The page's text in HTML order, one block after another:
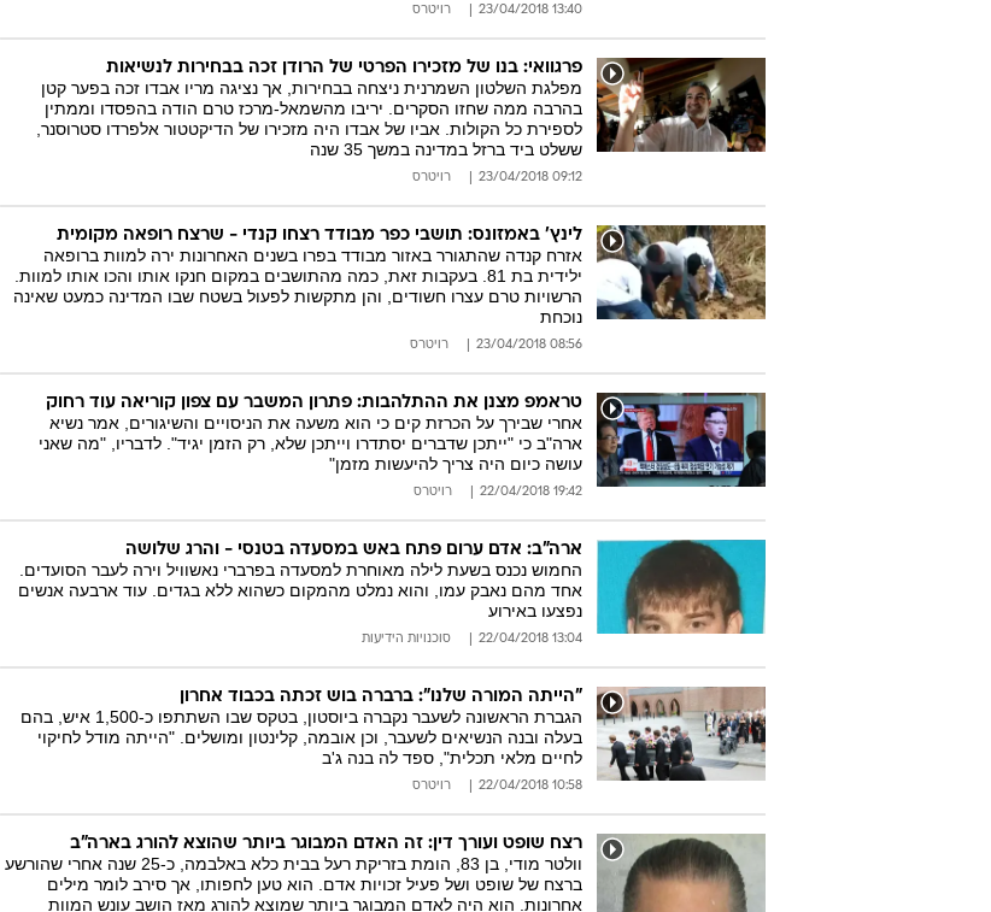
13:40 23/04/2018 רויטרס
פרגוואי: בנו של מזכירו הפרטי של הרודן זכה בבחירות לנשיאות
מפלגת השלטון השמרנית ניצחה בבחירות, אך נציגה מריו אבדו זכה בפער קטן
בהרבה ממה שחזו הסקרים. יריבו מהשמאל-מרכז טרם הודה בהפסדו וממתין
לספירת כל הקולות. אביו של אבדו היה מזכירו של הדיקטטור אלפרדו סטרוסנר,
ששלט ביד ברזל במדינה במשך 35 שנה
09:12 23/04/2018 רויטרס
לינץ' באמזונס: תושבי כפר מבודד רצחו קנדי - שרצח רופאה מקומית
אזרח קנדה שהתגורר באזור מבודד בפרו בשנים האחרונות ירה למוות ברופאה
ילידית בת 81. בעקבות זאת, כמה מהתושבים במקום חנקו אותו והכו אותו למוות.
הרשויות טרם עצרו חשודים, והן מתקשות לפעול בשטח שבו המדינה כמעט שאינה
נוכחת
08:56 23/04/2018 רויטרס
טראמפ מצנן את ההתלהבות: פתרון המשבר עם צפון קוריאה עוד רחוק
אחרי שבירך על הכרזת קים כי הוא משעה את הניסויים והשיגורים, אמר נשיא
ארה"ב כי "ייתכן שדברים יסתדרו וייתכן שלא, רק הזמן יגיד". לדבריו, "מה שאני
עושה כיום היה צריך להיעשות מזמן"
19:42 22/04/2018 רויטרס
ארה"ב: אדם ערום פתח באש במסעדה בטנסי - והרג שלושה
החמוש נכנס בשעת לילה מאוחרת למסעדה בפרברי נאשוויל וירה לעבר הסועדים.
אחד מהם נאבק עמו, והוא נמלט מהמקום כשהוא ללא בגדים. עוד ארבעה אנשים
נפצעו באירוע
13:04 22/04/2018 סוכנויות הידיעות
"הייתה המורה שלנו": ברברה בוש זכתה בכבוד אחרון
הגברת הראשונה לשעבר נקברה ביוסטון, בטקס שבו השתתפו כ-1,500 איש, בהם
בעלה ובנה הנשיאים לשעבר, וכן אובמה, קלינטון ומושלים. "הייתה מודל לחיקוי
לחיים מלאי תכלית", ספד לה בנה ג'ב
10:58 22/04/2018 רויטרס
רצח שופט ועורך דין: זה האדם המבוגר ביותר שהוצא להורג בארה"ב
וולטר מודי, בן 83, הומת בזריקת רעל בבית כלא באלבמה, כ-25 שנה אחרי שהורשע
ברצח של שופט ושל פעיל זכויות אדם. הוא טען לחפותו, אך סירב לומר מילים
אחרונות. הוא היה לאדם המבוגר ביותר שמוצא להורג מאז הושב עונש המוות